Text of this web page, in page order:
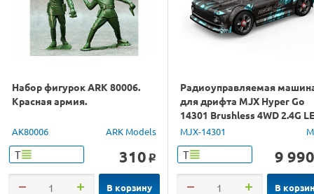
Набор фигурок ARK 80006.
Красная армия.
AK80006 ARK Models
Т 310 o
В корзину
Радиоуправляемая
для дрифта MJX Hyper Go
14301 Brushless 4WD 2.4G
1/14 RTR
MJX-14301
Т 9 990
В